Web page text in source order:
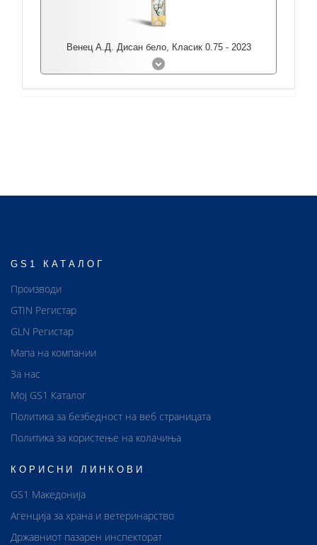
Венец А.Д. Дисан бело, Класик 0.75 - 2023
GS1 КАТАЛОГ
Производи
GTIN Регистар
GLN Регистар
Мапа на компании
За нас
Мој GS1 Каталог
Политика за безбедност на веб страницата
Политика за користење на колачиња
КОРИСНИ ЛИНКОВИ
GS1 Македонија
Агенција за храна и ветеринарство
Државниот пазарен инспекторат